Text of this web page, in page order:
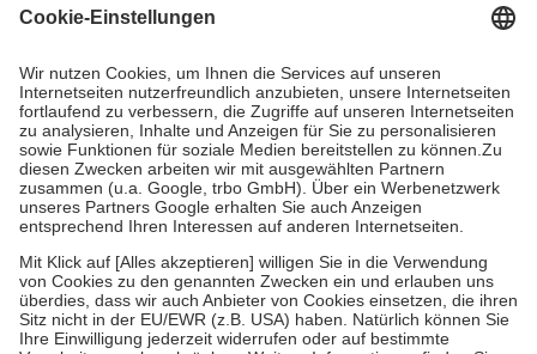
Grundsätzlich leisten Mitglieder Zuzahlungen in Höhe von zehn
höchstens zehn Euro.
Es sind jedoch nie mehr als die tatsächlichen
Kosten der Leistung zu entrichten.
Diese Regeln gelten grundsätzlich auch für Online-Apotheken.
Bei Heilmitteln und häuslicher Krankenpflege beträgt die
Zuzahlung zehn Prozent der Kosten sowie zehn Euro je
Verordnung.
Um das Engagement der Versicherten für ihre eigene Gesundheit zu
stärken und die besondere Stellung der Familie zu unterstützen,
fallenkeine Zuzahlungenan bei:
• Kindern und Jugendlichen bis zum vollendeten 18. Lebensjahr
mit Ausnahme der Fahrkosten
• Untersuchungen zur Vorsorge und Früherkennung, die von der